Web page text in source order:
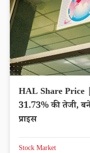
HAL Share Price
31.73% की तेजी,
प्राइस
Stock Market